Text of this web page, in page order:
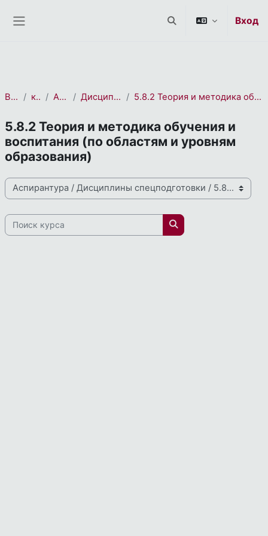
Изменить данныеВход
В начало курса(ов) Аспирантура Дисциплины спецподготовки 5.8.2 Теория и методика обучения и воспитания (по областям и уровням образования)
5.8.2 Теория и методика обучения и
воспитания (по областям и уровням
образования)
Направления и профили подготовки
Поиск курса
Поиск курса